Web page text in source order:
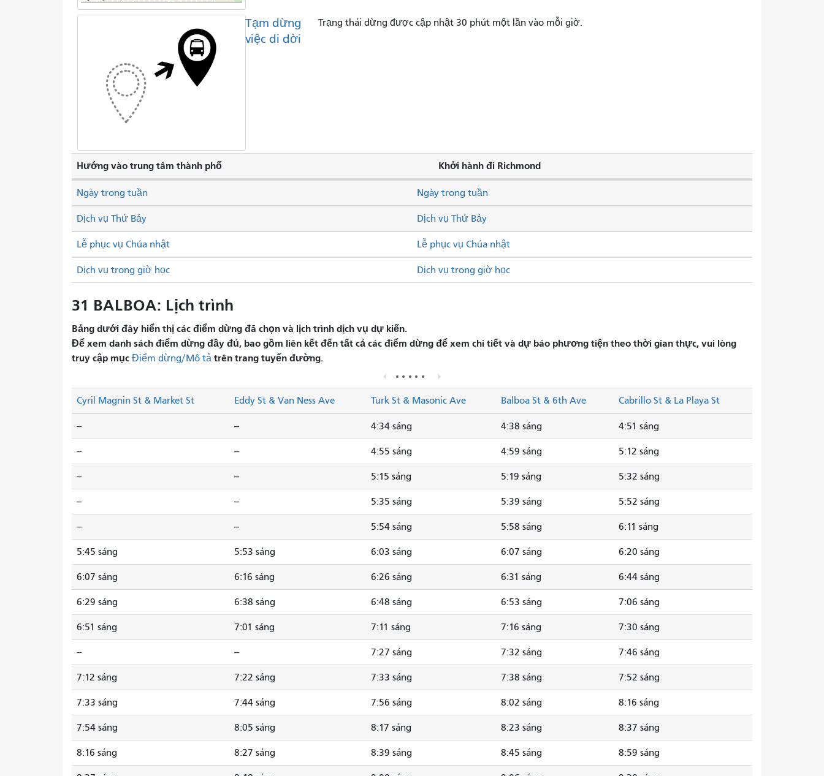
Tạm dừng
việc di dời
Trạng thái dừng được cập nhật 30 phút một lần vào mỗi giờ.
Hướng vào trung tâm thành phố Khởi hành đi Richmond
Dịch vụ Thứ Bảy Dịch vụ Thứ Bảy
Lễ phục vụ Chúa nhật Lễ phục vụ Chúa nhật
Ngày trong tuần Ngày trong tuần
Dịch vụ trong giờ học Dịch vụ trong giờ học
31 BALBOA: Lịch trình
Bảng dưới đây hiển thị các điểm dừng đã chọn và lịch trình dịch vụ dự kiến.
Để xem danh sách điểm dừng đầy đủ, bao gồm liên kết đến tất cả các điểm dừng để xem chi tiết và dự báo phương tiện theo thời gian thực, vui lòng
truy cập mục Điểm dừng/Mô tả trên trang tuyến đường.
Cyril Magnin St & Market St Eddy St & Van Ness Ave Turk St & Masonic Ave Balboa St & 6th Ave Cabrillo St & La Playa St
-- -- 4:34 sáng 4:38 sáng 4:51 sáng
-- -- 4:55 sáng 4:59 sáng 5:12 sáng
-- -- 5:15 sáng 5:19 sáng 5:32 sáng
-- -- 5:35 sáng 5:39 sáng 5:52 sáng
-- -- 5:54 sáng 5:58 sáng 6:11 sáng
5:45 sáng 5:53 sáng 6:03 sáng 6:07 sáng 6:20 sáng
6:07 sáng 6:16 sáng 6:26 sáng 6:31 sáng 6:44 sáng
6:29 sáng 6:38 sáng 6:48 sáng 6:53 sáng 7:06 sáng
6:51 sáng 7:01 sáng 7:11 sáng 7:16 sáng 7:30 sáng
-- -- 7:27 sáng 7:32 sáng 7:46 sáng
7:12 sáng 7:22 sáng 7:33 sáng 7:38 sáng 7:52 sáng
7:33 sáng 7:44 sáng 7:56 sáng 8:02 sáng 8:16 sáng
7:54 sáng 8:05 sáng 8:17 sáng 8:23 sáng 8:37 sáng
8:16 sáng 8:27 sáng 8:39 sáng 8:45 sáng 8:59 sáng